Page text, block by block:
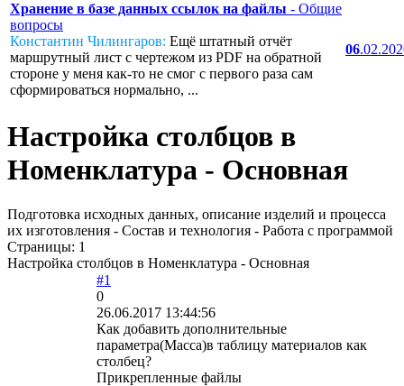
Хранение в базе данных ссылок на файлы - Общие
вопросы
Константин Чилингаров: Ещё штатный отчёт
маршрутный лист с чертежом из PDF на обратной
стороне у меня как-то не смог с первого раза сам
сформироваться нормально, ...
06
Настройка столбцов в
Номенклатура - Основная
Подготовка исходных данных, описание изделий и процесса
их изготовления - Состав и технология - Работа с программой
Страницы: 1
Настройка столбцов в Номенклатура - Основная
#1
0
26.06.2017 13:44:56
Как добавить дополнительные
параметра(Масса)в таблицу материалов как
столбец?
Прикрепленные файлы